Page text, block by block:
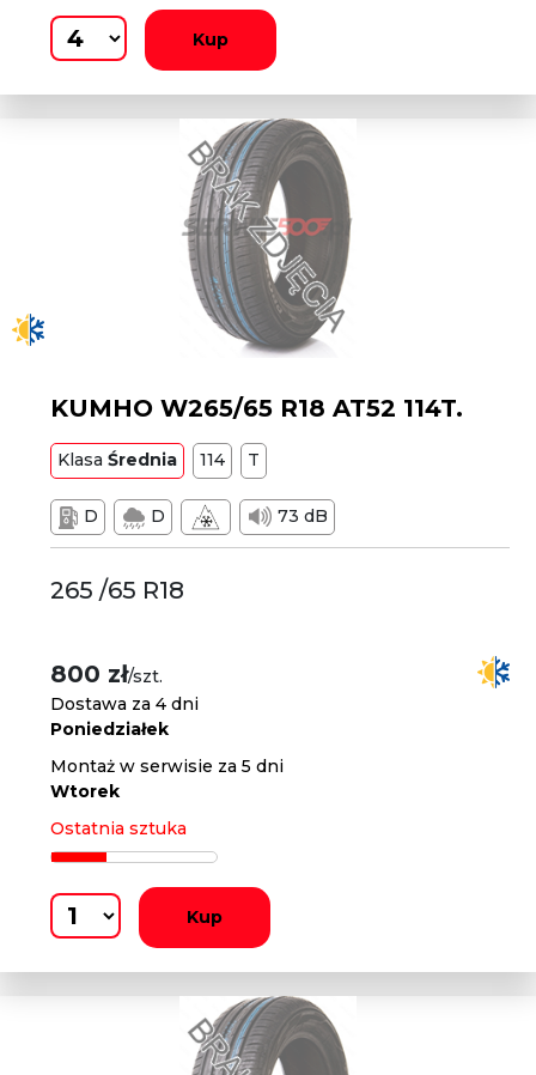
Kup
KUMHO W265/65 R18 AT52 114T.
KlasaŚrednia 114 T
D D 73 dB
265 /65 R18
800 zł/szt.
Dostawa za 4 dni
Poniedziałek
Montaż w serwisie za 5 dni
Wtorek
Ostatnia sztuka
Kup